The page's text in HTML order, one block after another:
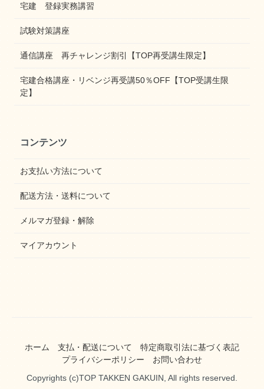
宅建 登録実務講習
試験対策講座
通信講座 再チャレンジ割引【TOP再受講生限定】
宅建合格講座・リベンジ再受講50％OFF【TOP受講生限
定】
コンテンツ
お支払い方法について
配送方法・送料について
メルマガ登録・解除
マイアカウント
ホーム 支払・配送について
特定商取引法に基づく表記
プライバシーポリシー
お問い合わせ
Copyrights (c)TOP TAKKEN GAKUIN, All rights reserved.